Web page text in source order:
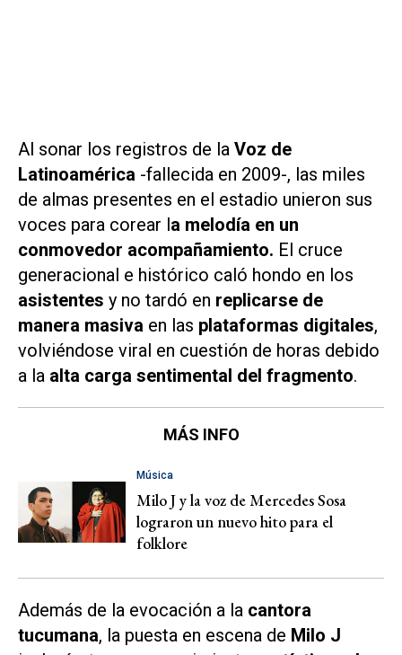
Al sonar los registros de la Voz de
Latinoamérica -fallecida en 2009-, las miles
de almas presentes en el estadio unieron sus
voces para corear la melodía en un
conmovedor acompañamiento. El cruce
generacional e histórico caló hondo en los
asistentes y no tardó en replicarse de
manera masiva en las plataformas digitales,
volviéndose viral en cuestión de horas debido
a la alta carga sentimental del fragmento.
MÁS INFO
Música
Milo J y la voz de Mercedes Sosa
lograron un nuevo hito para el
folklore
Además de la evocación a la cantora
tucumana, la puesta en escena de Milo J